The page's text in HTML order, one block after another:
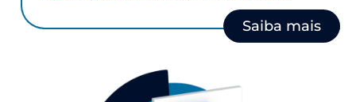
Saiba mais